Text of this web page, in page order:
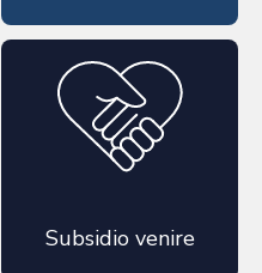
Subsidio venire